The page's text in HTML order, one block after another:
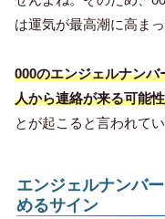
は運気が最高潮に高ま
000のエンジェルナン
人から連絡が来る可能
とが起こると言われてい
エンジェルナンバ
めるサイン